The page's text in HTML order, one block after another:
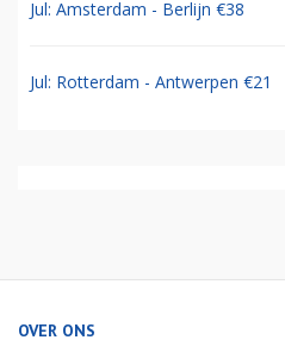
Jul: Amsterdam - Berlijn €38
Jul: Rotterdam - Antwerpen €21
OVER ONS